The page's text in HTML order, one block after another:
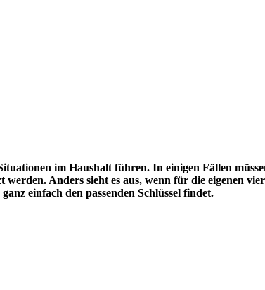
im Haushalt führen. In einigen Fällen
Anders sieht es aus, wenn für die eigenen
einfach den passenden Schlüssel findet.